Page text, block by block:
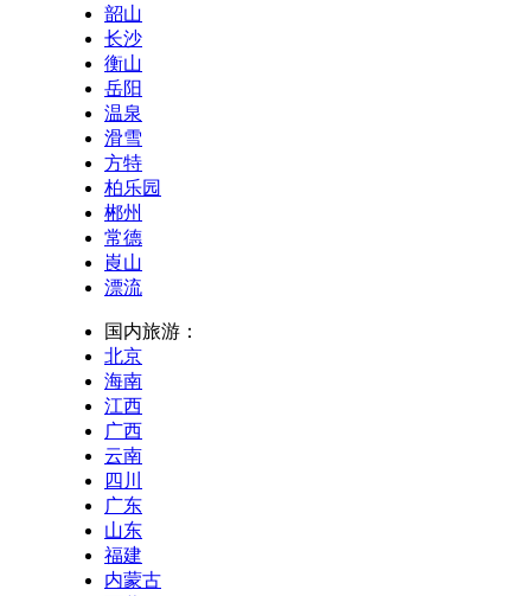
韶山
长沙
衡山
岳阳
温泉
滑雪
方特
柏乐园
郴州
常德
崀山
漂流
国内旅游：
北京
海南
江西
广西
云南
四川
广东
山东
福建
内蒙古